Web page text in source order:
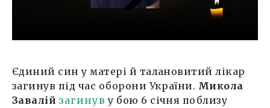
Єдиний син у матері й талановитий лікар
загинув під час оборони України. Микола
Завалій загинув у бою 6 січня поблизу